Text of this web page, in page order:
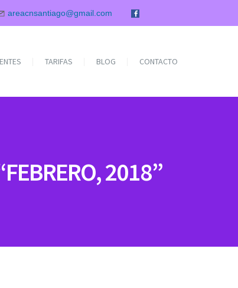
areacnsantiago@gmail.com
TARIFAS BLOG CONTACTO
2018”